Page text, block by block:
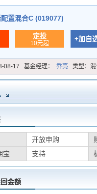
置混合C (019077)
定投
10元起
+加自
08-17 基金经理： 乔亮 类型：
开放申购
宝
支持
金额